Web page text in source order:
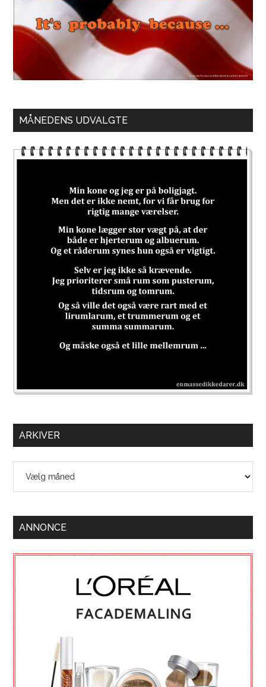
MÅNEDENS UDVALGTE
ARKIVER
ANNONCE